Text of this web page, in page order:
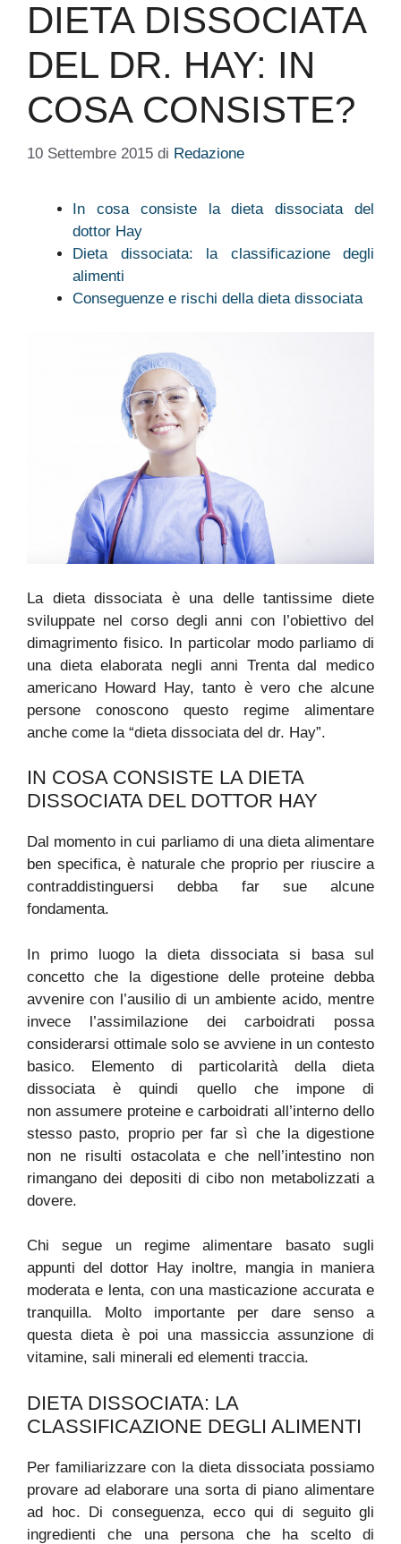
DIETA DISSOCIATA
DEL DR. HAY: IN
COSA CONSISTE?
10 Settembre 2015 di Redazione
In cosa consiste la dieta dissociata del
dottor Hay
Dieta dissociata: la classificazione degli
alimenti
Conseguenze e rischi della dieta dissociata
La dieta dissociata è una delle tantissime diete
sviluppate nel corso degli anni con l’obiettivo del
dimagrimento fisico. In particolar modo parliamo di
una dieta elaborata negli anni Trenta dal medico
americano Howard Hay, tanto è vero che alcune
persone conoscono questo regime alimentare
anche come la “dieta dissociata del dr. Hay”.
IN COSA CONSISTE LA DIETA
DISSOCIATA DEL DOTTOR HAY
Dal momento in cui parliamo di una dieta alimentare
ben specifica, è naturale che proprio per riuscire a
contraddistinguersi debba far sue alcune
fondamenta.
In primo luogo la dieta dissociata si basa sul
concetto che la digestione delle proteine debba
avvenire con l’ausilio di un ambiente acido, mentre
invece l’assimilazione dei carboidrati possa
considerarsi ottimale solo se avviene in un contesto
basico. Elemento di particolarità della dieta
dissociata è quindi quello che impone di
non assumere proteine e carboidrati all’interno dello
stesso pasto, proprio per far sì che la digestione
non ne risulti ostacolata e che nell’intestino non
rimangano dei depositi di cibo non metabolizzati a
dovere.
Chi segue un regime alimentare basato sugli
appunti del dottor Hay inoltre, mangia in maniera
moderata e lenta, con una masticazione accurata e
tranquilla. Molto importante per dare senso a
questa dieta è poi una massiccia assunzione di
vitamine, sali minerali ed elementi traccia.
DIETA DISSOCIATA: LA
CLASSIFICAZIONE DEGLI ALIMENTI
Per familiarizzare con la dieta dissociata possiamo
provare ad elaborare una sorta di piano alimentare
ad hoc. Di conseguenza, ecco qui di seguito gli
ingredienti che una persona che ha scelto di